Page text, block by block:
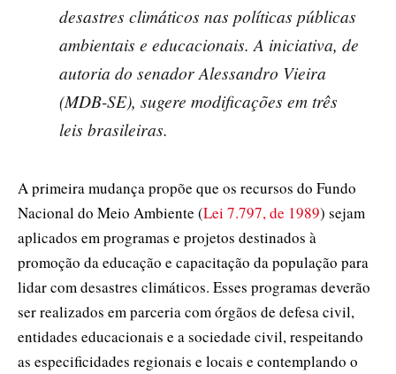
desastres climáticos nas políticas públicas
ambientais e educacionais. A iniciativa, de
autoria do senador Alessandro Vieira
(MDB-SE), sugere modificações em três
leis brasileiras.
A primeira mudança propõe que os recursos do Fundo
Nacional do Meio Ambiente (Lei 7.797, de 1989) sejam
aplicados em programas e projetos destinados à
promoção da educação e capacitação da população para
lidar com desastres climáticos. Esses programas deverão
ser realizados em parceria com órgãos de defesa civil,
entidades educacionais e a sociedade civil, respeitando
as especificidades regionais e locais e contemplando o